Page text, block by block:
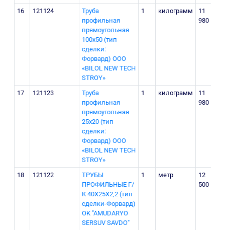
16 121124
Труба
профильная
прямоугольная
100х50 (тип
сделки:
Форвард) ООО
«BILOL NEW TECH
STROY»
1 килограмм
11
980
17 121123
Труба
профильная
прямоугольная
25х20 (тип
сделки:
Форвард) ООО
«BILOL NEW TECH
STROY»
1 килограмм
11
980
18 121122
ТРУБЫ
ПРОФИЛЬНЫЕ Г/
К 40Х25Х2,2 (тип
сделки-Форвард)
OK "AMUDARYO
SERSUV SAVDO"
1 метр
12
500